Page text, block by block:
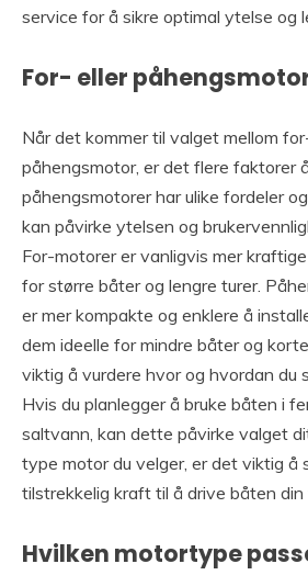
service for å sikre optimal ytelse og
For- eller
Når det kommer til valget mellom
påhengsmotor, er det flere faktorer
påhengsmotorer har ulike fordeler
kan påvirke ytelsen og
For-motorer er vanligvis mer
for større båter og lengre turer.
er mer kompakte og enklere å
dem ideelle for mindre båter og
viktig å vurdere hvor og hvordan du
Hvis du planlegger å bruke båten i
saltvann, kan dette påvirke valget
type motor du velger, er det viktig å
tilstrekkelig kraft til å drive båten
Hvilken motortype